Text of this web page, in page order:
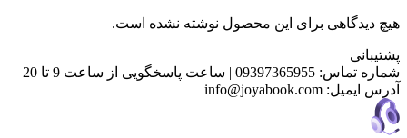
هیچ دیدگاهی برای این محصول نوشته نشده است.
پشتیبانی
شماره تماس: 09397365955
| ساعت پاسخگویی از ساعت 9 تا 20
آدرس ایمیل: info@joyabook.com